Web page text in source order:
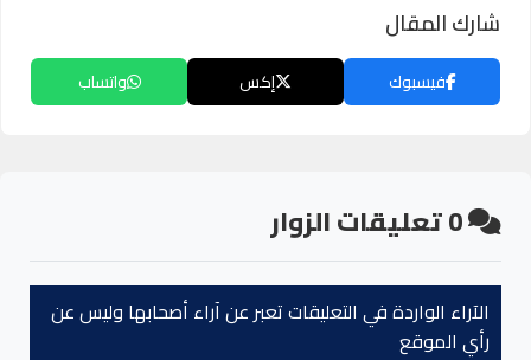
شارك المقال
فيسبوك إكس واتساب
0تعليقات الزوار
الآراء الواردة في التعليقات تعبر عن آراء أصحابها وليس عن
رأي الموقع